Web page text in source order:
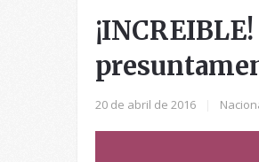
20 de abril de 2016